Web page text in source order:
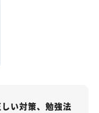
い対策、勉強法